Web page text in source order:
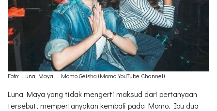
Foto: Luna Maya – Momo Geisha (Momo YouTube Channel)
Luna Maya yang tidak mengerti maksud dari pertanyaan
tersebut, mempertanyakan kembali pada Momo. Ibu dua